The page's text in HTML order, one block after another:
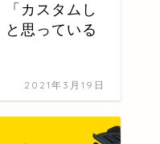
「カスタムし
思っている
2021年3月19日